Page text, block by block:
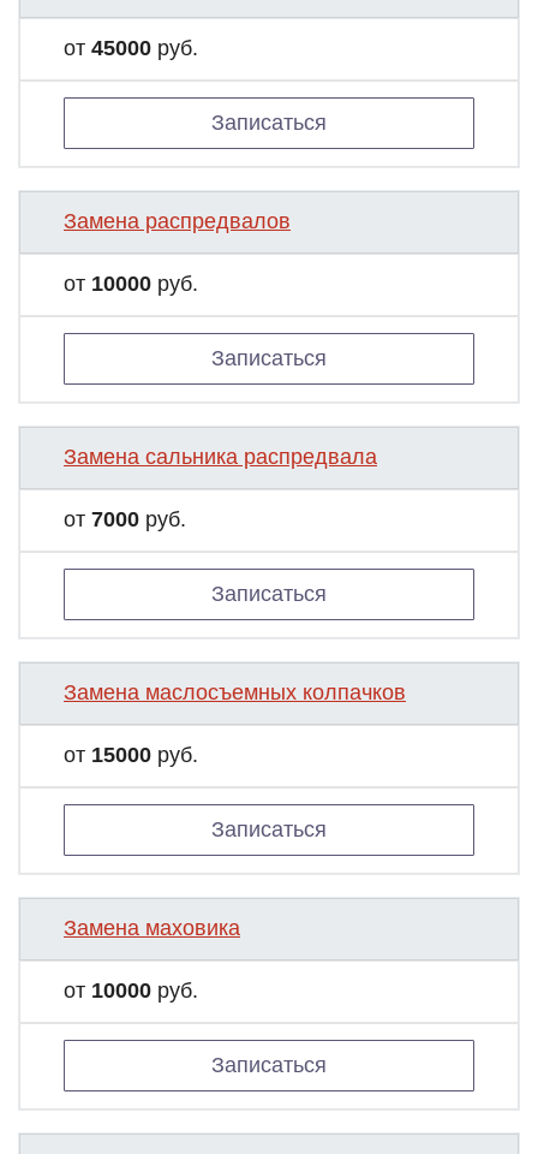
от 45000 руб.
Записаться
Замена распредвалов
от 10000 руб.
Записаться
Замена сальника распредвала
от 7000 руб.
Записаться
Замена маслосъемных колпачков
от 15000 руб.
Записаться
Замена маховика
от 10000 руб.
Записаться